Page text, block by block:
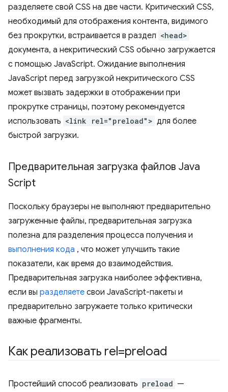
разделяете свой CSS на две части. Критический CSS,
необходимый для отображения контента, видимого
без прокрутки, встраивается в раздел <head>
документа, а некритический CSS обычно загружается
с помощью JavaScript. Ожидание выполнения
JavaScript перед загрузкой некритического CSS
может вызвать задержки в отображении при
прокрутке страницы, поэтому рекомендуется
использовать <link rel="preload"> для более
быстрой загрузки.
Предварительная загрузка файлов Java
Script
Поскольку браузеры не выполняют предварительно
загруженные файлы, предварительная загрузка
полезна для разделения процесса получения и
выполнения кода , что может улучшить такие
показатели, как время до взаимодействия.
Предварительная загрузка наиболее эффективна,
если вы разделяете свои JavaScript-пакеты и
предварительно загружаете только критически
важные фрагменты.
Как реализовать rel=preload
Простейший способ реализовать preload —